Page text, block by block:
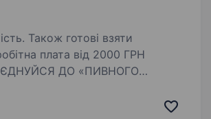
Також готові взяти
ДО «ПИВНОГО